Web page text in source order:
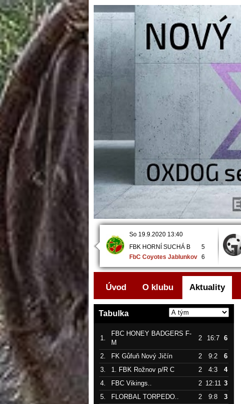
So 19.9.2020 13:40
FBK HORNÍ SUCHÁ B
5
FbC Coyotes Jablunkov 6
FbC Coyotes Jablunkov
FBC Vikings Kopřivnice..
Úvod O klubu Aktuality
Tabulka
1.
FBC HONEY BADGERS F-
M
2 16:7 6
2. FK Gůfuň Nový Jičín 2 9:2
6
3.
1. FBK Rožnov p/R C 2 4:3
4
4.
FBC Vikings.. 2 12:11 3
5.
FLORBAL TORPEDO.. 2 9:8
3